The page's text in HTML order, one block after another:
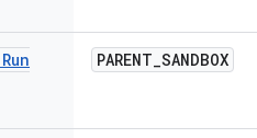
Run
PARENT_SANDBOX